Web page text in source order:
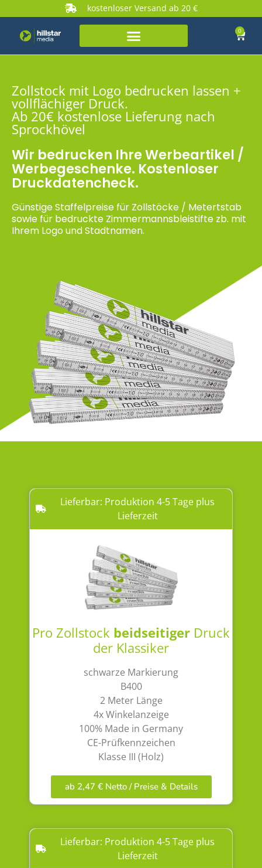
kostenloser Versand ab 20 €
0
Zollstock mit Logo bedrucken lassen +
vollflächiger Druck.
Ab 20€ kostenlose Lieferung nach
Sprockhövel
Wir bedrucken Ihre Werbeartikel /
Werbegeschenke. Kostenloser
Druckdatencheck.
Günstige Staffelpreise für Zollstöcke / Metertstab
sowie für bedruckte Zimmermannsbleistifte zb. mit
Ihrem Logo und Stadtnamen.
Lieferbar: Produktion 4-5 Tage plus
Lieferzeit
Pro Zollstock beidseitiger Druck
der Klassiker
schwarze Markierung
B400
2 Meter Länge
4x Winkelanzeige
100% Made in Germany
CE-Prüfkennzeichen
Klasse III (Holz)
ab 2,47 € Netto / Preise & Details
Lieferbar: Produktion 4-5 Tage plus
Lieferzeit